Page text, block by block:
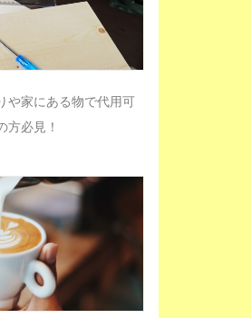
や家にある物で代用可
方必見！